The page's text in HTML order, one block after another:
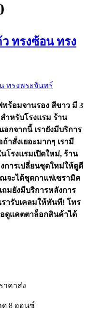
ทรงซ้อน ทรง
พร้อมจานรอง สีขาว มี 3
ำหรับโรงแรม ร้าน
กจากนี้ เรายังมีบริการ
าสั่งเยอะมากๆ เรามี
โรงแรมเปิดใหม่, ร้าน
การเปลี่ยนชุดใหม่ให้ดูดี
จะได้ชุดกาแฟเซรามิค
มยังมีบริการหลังการ
ารับเคลมให้ทันที! โทร
ดูแคตตาล็อกสินค้าได้
าคาส่ง
8 ออนซ์